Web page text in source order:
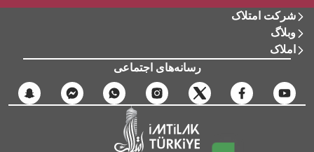
شرکت امتلاک
وبلاگ
املاک
رسانه‌های اجتماعی